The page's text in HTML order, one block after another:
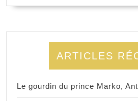
ARTICLES
Le gourdin du prince Marko,